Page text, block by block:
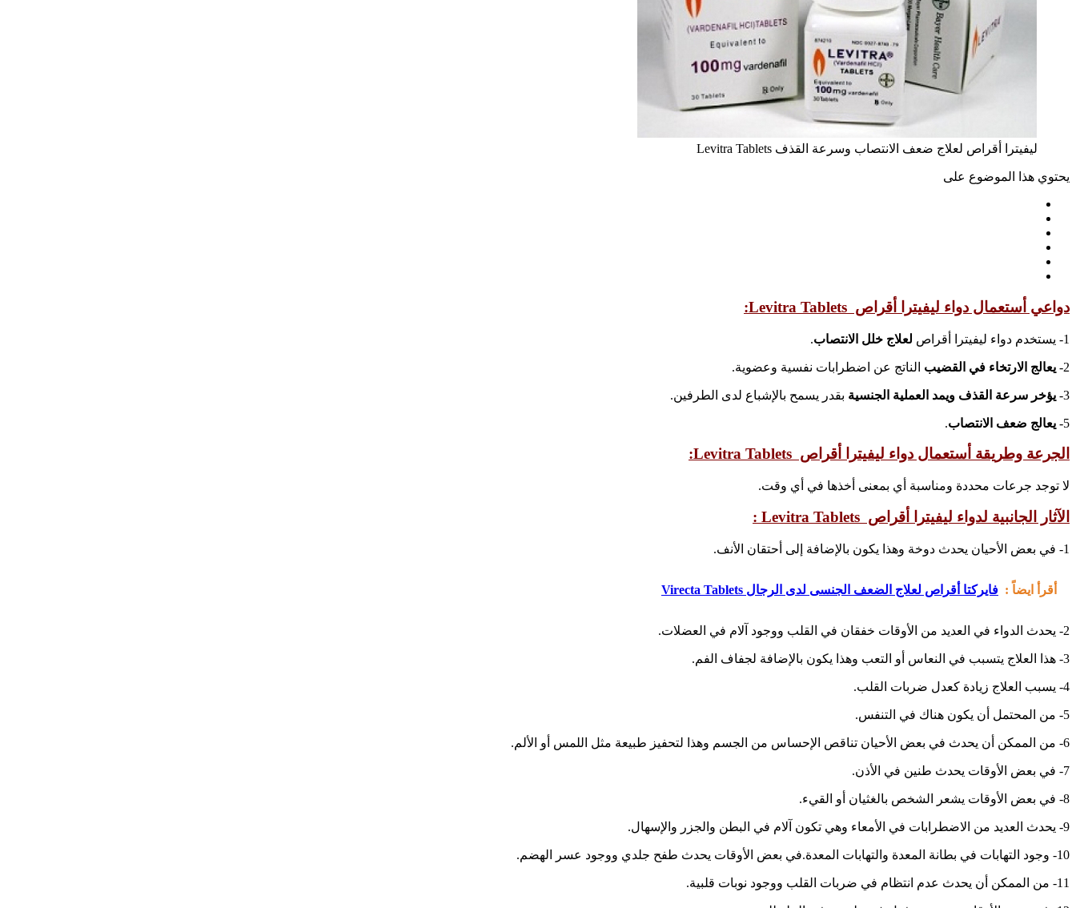
ليفيترا أقراص لعلاج ضعف الانتصاب وسرعة القذف Levitra Tablets
يحتوي هذا الموضوع على
دواعي أستعمال دواء ليفيترا أقراص Levitra Tablets:
1- يستخدم دواء ليفيترا أقراص لعلاج خلل الانتصاب.
2- يعالج الارتخاء في القضيب الناتج عن اضطرابات نفسية وعضوية.
3- يؤخر سرعة القذف ويمد العملية الجنسية بقدر يسمح بالإشباع لدى الطرفين.
5- يعالج ضعف الانتصاب.
الجرعة وطريقة أستعمال دواء ليفيترا أقراص Levitra Tablets:
لا توجد جرعات محددة ومناسبة أي بمعنى أخذها في أي وقت.
الآثار الجانبية لدواء ليفيترا أقراص Levitra Tablets :
1- في بعض الأحيان يحدث دوخة وهذا يكون بالإضافة إلى أحتقان الأنف.
أقرأ ايضاً : فايركتا أقراص لعلاج الضعف الجنسى لدى الرجال Virecta Tablets
2- يحدث الدواء في العديد من الأوقات خفقان في القلب ووجود آلام في العضلات.
3- هذا العلاج يتسبب في النعاس أو التعب وهذا يكون بالإضافة لجفاف الفم.
4- يسبب العلاج زيادة كعدل ضربات القلب.
5- من المحتمل أن يكون هناك في التنفس.
6- من الممكن أن يحدث في بعض الأحيان تناقص الإحساس من الجسم وهذا لتحفيز طبيعة مثل اللمس أو الألم.
7- في بعض الأوقات يحدث طنين في الأذن.
8- في بعض الأوقات يشعر الشخص بالغثيان أو القيء.
9- يحدث العديد من الاضطرابات في الأمعاء وهي تكون آلام في البطن والجزر والإسهال.
10- وجود التهابات في بطانة المعدة والتهابات المعدة.في بعض الأوقات يحدث طفح جلدي ووجود عسر الهضم.
11- من الممكن أن يحدث عدم انتظام في ضربات القلب ووجود نوبات قلبية.